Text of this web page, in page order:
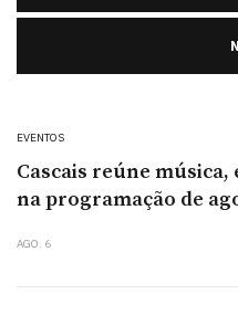
EVENTOS
Cascais reúne
na programação de
AGO. 6